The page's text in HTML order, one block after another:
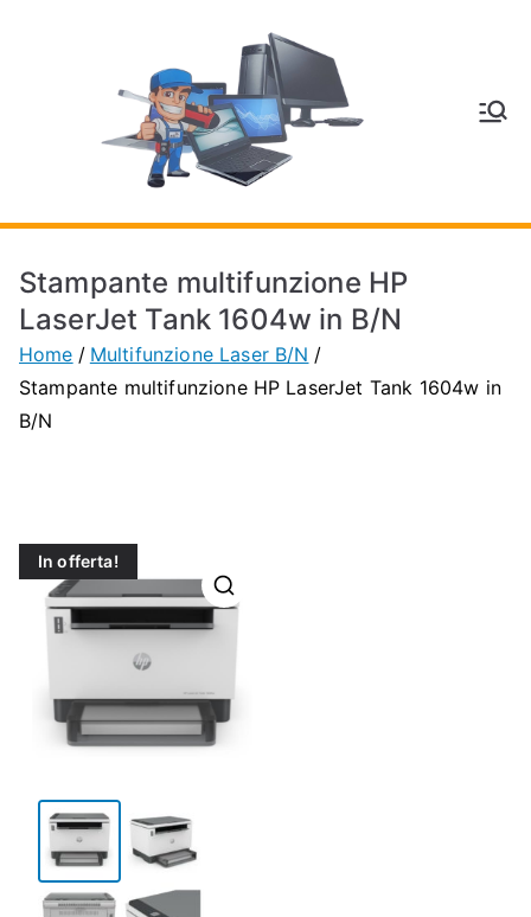
V
P
Inform
Telefo
Stampante multifunzione HP
LaserJet Tank 1604w in B/N
Home
Multifunzione Laser B/N
Stampante multifunzione HP LaserJet Tank 1604w in
B/N
In offerta!